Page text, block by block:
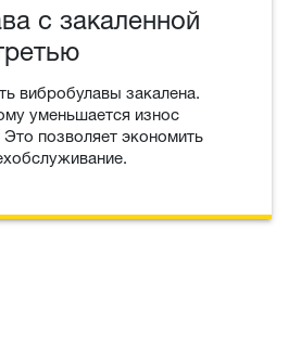
с закаленной
вибробулавы закалена.
уменьшается износ
позволяет экономить